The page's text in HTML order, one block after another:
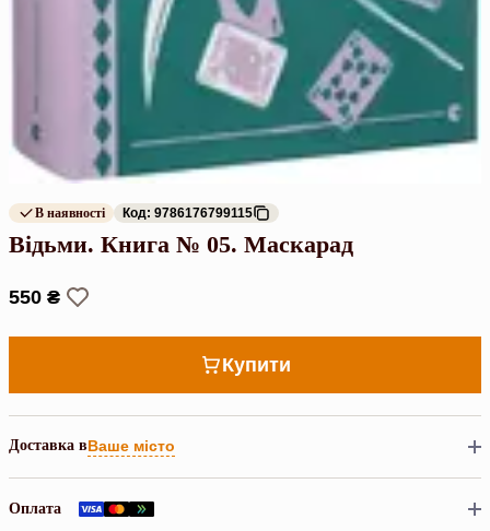
В наявності Код: 9786176799115
Відьми. Книга № 05. Маскарад
550 ₴
Купити
Доставка вВаше місто
Оплата